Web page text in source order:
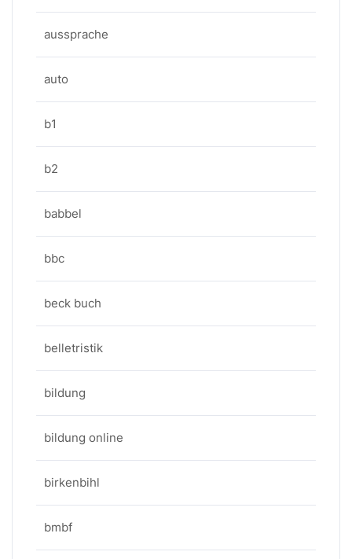
aussprache
auto
b1
b2
babbel
bbc
beck buch
belletristik
bildung
bildung online
birkenbihl
bmbf